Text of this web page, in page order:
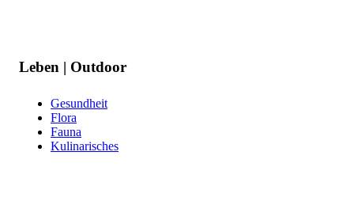
Leben | Outdoor
Gesundheit
Flora
Fauna
Kulinarisches